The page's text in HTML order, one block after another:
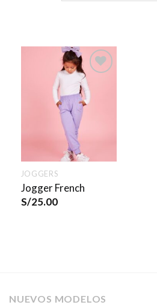
JOGGERS
Jogger French
S/25.00
NUEVOS MODELOS